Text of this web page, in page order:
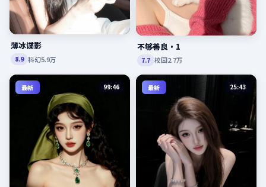
薄冰谍影
8.9 科幻5.9万
不够善良·1
7.7 校园2.7万
最新 99:46 最新 25:43